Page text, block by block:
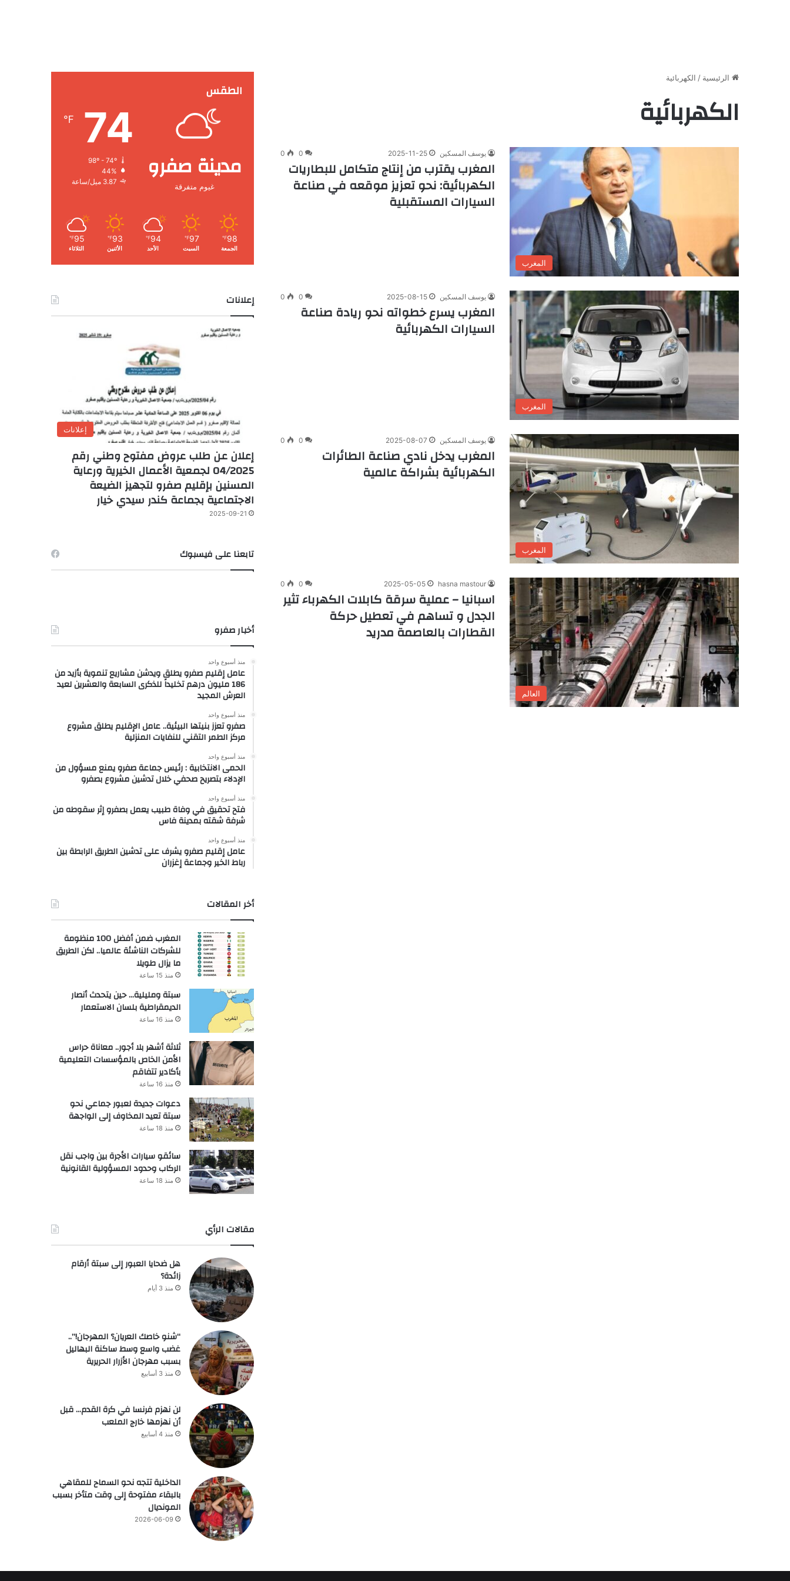
الرئيسية / الكهربائية
الكهربائية
المغرب
يوسف المسكين 2025-11-25
0
0
المغرب يقترب من إنتاج متكامل للبطاريات
الكهربائية: نحو تعزيز موقعه في صناعة
السيارات المستقبلية
المغرب
يوسف المسكين 2025-08-15
0
0
المغرب يسرع خطواته نحو ريادة صناعة
السيارات الكهربائية
المغرب
يوسف المسكين 2025-08-07
0
0
المغرب يدخل نادي صناعة الطائرات
الكهربائية بشراكة عالمية
العالم
hasna mastour
2025-05-05
0
0
اسبانيا – عملية سرقة كابلات الكهرباء تثير
الجدل و تساهم في تعطيل حركة
القطارات بالعاصمة مدريد
الطقس
مدينة صفرو
غيوم متفرقة
74
℉
98º - 74º
44%
3.87 ميل/ساعة
98
℉
الجمعة
97
℉
السبت
94
℉
الأحد
93
℉
الأثنين
95
℉
الثلاثاء
إعلانات
إعلانات
إعلان عن طلب عروض مفتوح وطني رقم
04/2025 لجمعية الأعمال الخيرية ورعاية
المسنين بإقليم صفرو لتجهيز الضيعة
الاجتماعية بجماعة كندر سيدي خيار
2025-09-21
تابعنا على فيسبوك
أخبار صفرو
منذ أسبوع واحد
عامل إقليم صفرو يطلق ويدشن مشاريع تنموية بأزيد من
186 مليون درهم تخليداً للذكرى السابعة والعشرين لعيد
العرش المجيد
منذ أسبوع واحد
صفرو تعزز بنيتها البيئية.. عامل الإقليم يطلق مشروع
مركز الطمر التقني للنفايات المنزلية
منذ أسبوع واحد
الحمى الانتخابية : رئيس جماعة صفرو يمنع مسؤول من
الإدلاء بتصريح صحفي خلال تدشين مشروع بصفرو
منذ أسبوع واحد
فتح تحقيق في وفاة طبيب يعمل بصفرو إثر سقوطه من
شرفة شقته بمدينة فاس
منذ أسبوع واحد
عامل إقليم صفرو يشرف على تدشين الطريق الرابطة بين
رباط الخير وجماعة إغزران
أخر المقالات
المغرب ضمن أفضل 100 منظومة
للشركات الناشئة عالميا.. لكن الطريق
ما يزال طويلا
منذ 15 ساعة
سبتة ومليلية… حين يتحدث أنصار
الديمقراطية بلسان الاستعمار
منذ 16 ساعة
ثلاثة أشهر بلا أجور.. معاناة حراس
الأمن الخاص بالمؤسسات التعليمية
بأكادير تتفاقم
منذ 16 ساعة
دعوات جديدة لعبور جماعي نحو
سبتة تعيد المخاوف إلى الواجهة
منذ 18 ساعة
سائقو سيارات الأجرة بين واجب نقل
الركاب وحدود المسؤولية القانونية
منذ 18 ساعة
مقالات الرأي
هل ضحايا العبور إلى سبتة أرقام
زائدة؟
منذ 3 أيام
“شنو خاصك العريان؟ المهرجان!”..
غضب واسع وسط ساكنة البهاليل
بسبب مهرجان الأزرار الحريرية
منذ 3 أسابيع
لن نهزم فرنسا في كرة القدم… قبل
أن نهزمها خارج الملعب
منذ 4 أسابيع
الداخلية تتجه نحو السماح للمقاهي
بالبقاء مفتوحة إلى وقت متأخر بسبب
المونديال
2026-06-09